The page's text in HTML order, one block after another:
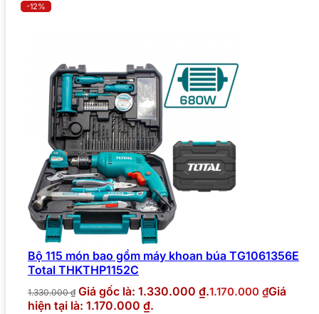
-12%
Bộ 115 món bao gồm máy khoan búa TG1061356E
Total THKTHP1152C
1.330.000₫ Giá gốc là: 1.330.000 ₫.1.170.000 ₫Giá
hiện tại là: 1.170.000 ₫.